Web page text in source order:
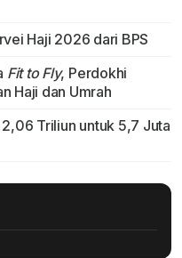
Haji 2026 dari BPS
Fit to Fly, Perdokhi
Haji dan Umrah
Triliun untuk 5,7 Juta